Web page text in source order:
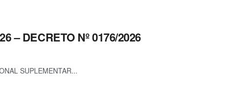
– DECRETO Nº 0176/2026
SUPLEMENTAR...